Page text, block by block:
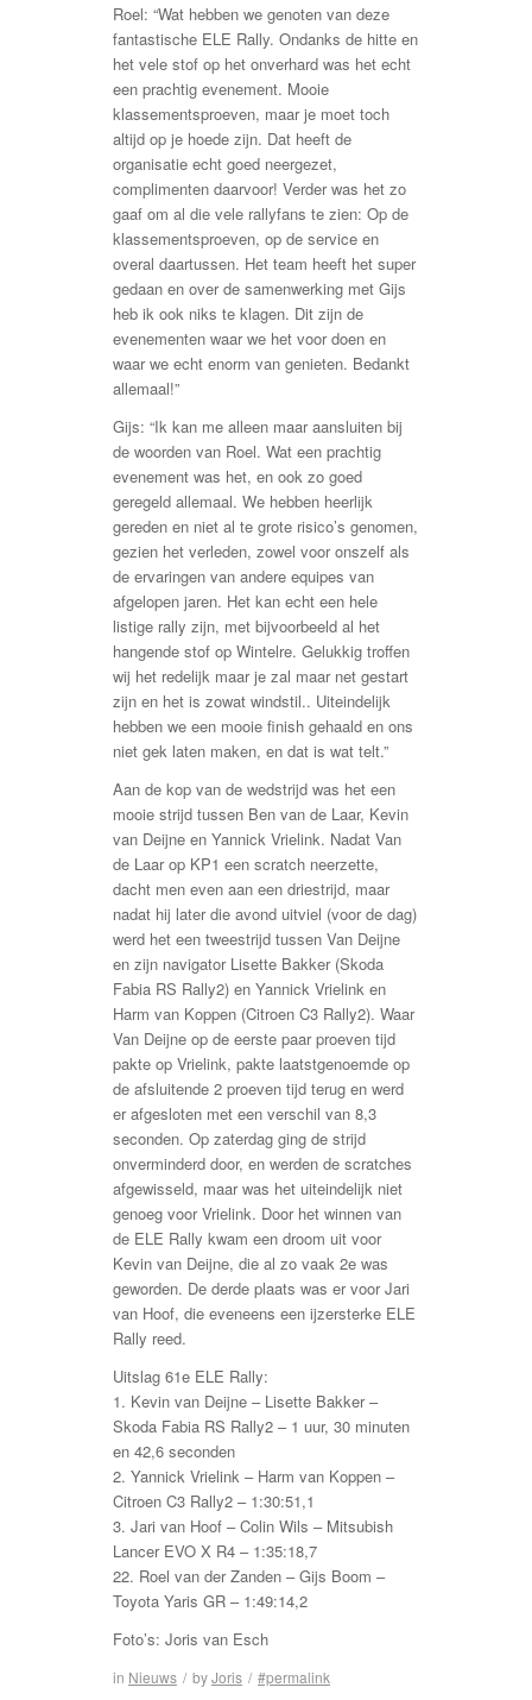
Roel: “Wat hebben we genoten van deze
fantastische ELE Rally. Ondanks de hitte en
het vele stof op het onverhard was het echt
een prachtig evenement. Mooie
klassementsproeven, maar je moet toch
altijd op je hoede zijn. Dat heeft de
organisatie echt goed neergezet,
complimenten daarvoor! Verder was het zo
gaaf om al die vele rallyfans te zien: Op de
klassementsproeven, op de service en
overal daartussen. Het team heeft het super
gedaan en over de samenwerking met Gijs
heb ik ook niks te klagen. Dit zijn de
evenementen waar we het voor doen en
waar we echt enorm van genieten. Bedankt
allemaal!”
Gijs: “Ik kan me alleen maar aansluiten bij
de woorden van Roel. Wat een prachtig
evenement was het, en ook zo goed
geregeld allemaal. We hebben heerlijk
gereden en niet al te grote risico’s genomen,
gezien het verleden, zowel voor onszelf als
de ervaringen van andere equipes van
afgelopen jaren. Het kan echt een hele
listige rally zijn, met bijvoorbeeld al het
hangende stof op Wintelre. Gelukkig troffen
wij het redelijk maar je zal maar net gestart
zijn en het is zowat windstil.. Uiteindelijk
hebben we een mooie finish gehaald en ons
niet gek laten maken, en dat is wat telt.”
Aan de kop van de wedstrijd was het een
mooie strijd tussen Ben van de Laar, Kevin
van Deijne en Yannick Vrielink. Nadat Van
de Laar op KP1 een scratch neerzette,
dacht men even aan een driestrijd, maar
nadat hij later die avond uitviel (voor de dag)
werd het een tweestrijd tussen Van Deijne
en zijn navigator Lisette Bakker (Skoda
Fabia RS Rally2) en Yannick Vrielink en
Harm van Koppen (Citroen C3 Rally2). Waar
Van Deijne op de eerste paar proeven tijd
pakte op Vrielink, pakte laatstgenoemde op
de afsluitende 2 proeven tijd terug en werd
er afgesloten met een verschil van 8,3
seconden. Op zaterdag ging de strijd
onverminderd door, en werden de scratches
afgewisseld, maar was het uiteindelijk niet
genoeg voor Vrielink. Door het winnen van
de ELE Rally kwam een droom uit voor
Kevin van Deijne, die al zo vaak 2e was
geworden. De derde plaats was er voor Jari
van Hoof, die eveneens een ijzersterke ELE
Rally reed.
Uitslag 61e ELE Rally:
1. Kevin van Deijne – Lisette Bakker –
Skoda Fabia RS Rally2 – 1 uur, 30 minuten
en 42,6 seconden
2. Yannick Vrielink – Harm van Koppen –
Citroen C3 Rally2 – 1:30:51,1
3. Jari van Hoof – Colin Wils – Mitsubish
Lancer EVO X R4 – 1:35:18,7
22. Roel van der Zanden – Gijs Boom –
Toyota Yaris GR – 1:49:14,2
Foto’s: Joris van Esch
in Nieuws / byJoris / #permalink